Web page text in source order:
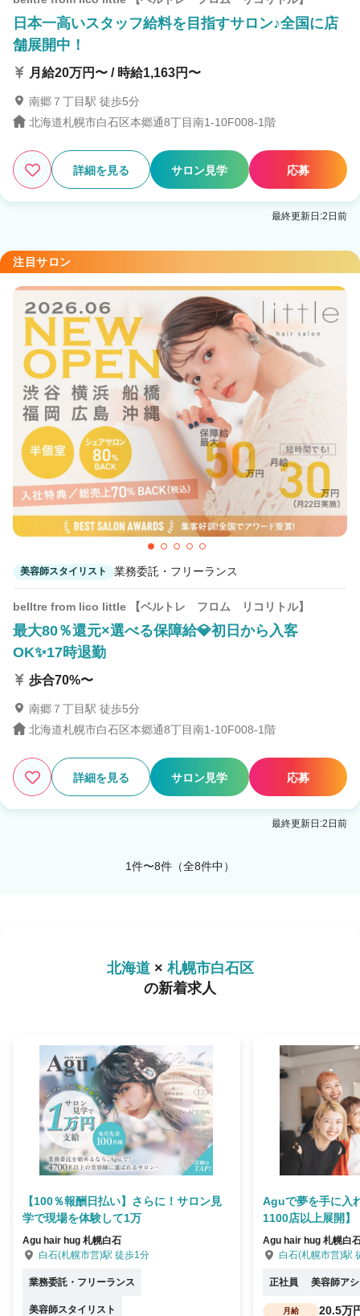
日本一高いスタッフ給料を目指すサロン♪全国に店
舗展開中！
月給20万円〜 / 時給1,163円〜
南郷７丁目駅 徒歩5分
北海道札幌市白石区本郷通8丁目南1-10F008-1階
詳細を見る サロン見学 応募
最終更新日:2日前
注目サロン
美容師スタイリスト 業務委託・フリーランス
belltre from lico little 【ベルトレ フロム リコリトル】
最大80％還元×選べる保障給💎初日から入客
OK✨17時退勤
歩合70%〜
南郷７丁目駅 徒歩5分
北海道札幌市白石区本郷通8丁目南1-10F008-1階
詳細を見る サロン見学 応募
最終更新日:2日前
1件〜8件（全8件中）
北海道× 札幌市白石区
の新着求人
【100％報酬日払い】さらに！サロン見
学で現場を体験して1万
Agu hair hug 札幌白石
白石(札幌市営)駅 徒歩1分
業務委託・フリーランス
美容師スタイリスト
Aguで夢を手に入
1100店以上展開】
Agu hair hug 札幌白
白石(札幌市営)駅
正社員 美容師ア
月給 20.5万